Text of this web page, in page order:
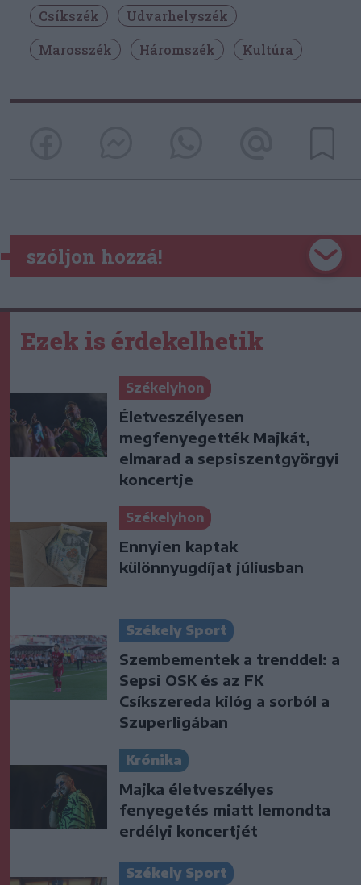
Csíkszék
Udvarhelyszék
Marosszék
Háromszék Kultúra
szóljon hozzá!
Ezek is érdekelhetik
Székelyhon
Életveszélyesen
megfenyegették Majkát,
elmarad a sepsiszentgyörgyi
koncertje
Székelyhon
Ennyien kaptak
különnyugdíjat júliusban
Székely Sport
Szembementek a trenddel: a
Sepsi OSK és az FK
Csíkszereda kilóg a sorból a
Szuperligában
Krónika
Majka életveszélyes
fenyegetés miatt lemondta
erdélyi koncertjét
Székely Sport